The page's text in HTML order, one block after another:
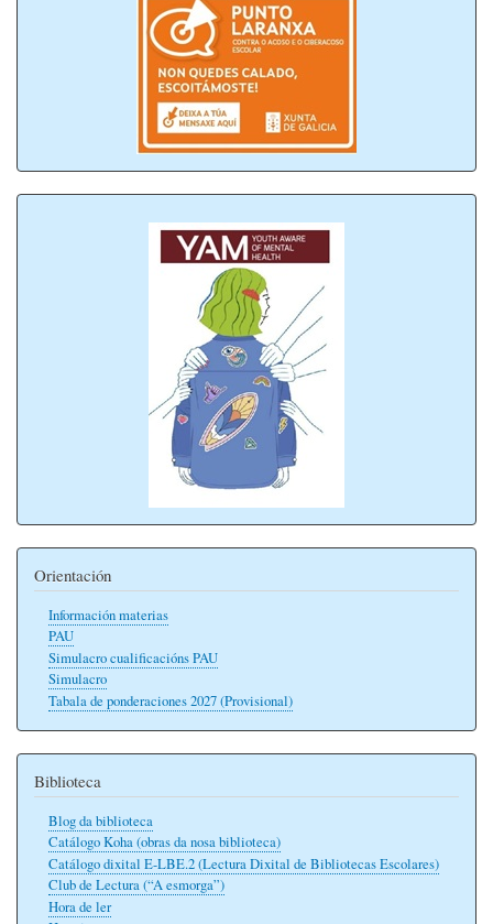
Orientación
Información materias
PAU
Simulacro cualificacións PAU
Simulacro
Tabala de ponderaciones 2027 (Provisional)
Biblioteca
Blog da biblioteca
Catálogo Koha (obras da nosa biblioteca)
Catálogo dixital E-LBE.2 (Lectura Dixital de Bibliotecas Escolares)
Club de Lectura (“A esmorga”)
Hora de ler